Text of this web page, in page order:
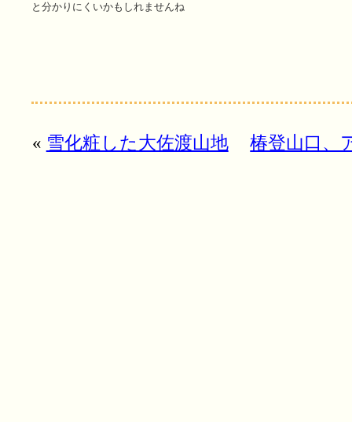
と分かりにくいかもしれませんね
« 雪化粧した大佐渡山地 椿登山口、